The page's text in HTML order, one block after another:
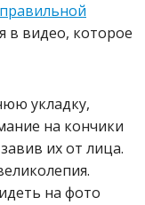
правильной
в видео, которое
укладку,
на кончики
их от лица.
на фото